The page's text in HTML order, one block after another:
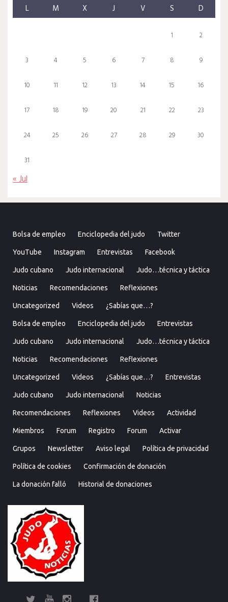
L M X J V S D
1 2
3 4 5 6 7 8 9
10 11 12 13 14 15 16
17 18 19 20 21 22 23
24 25 26 27 28 29 30
31
« Jul
Bolsa de empleo Enciclopedia del judo Twitter
YouTube Instagram Entrevistas Facebook
Judo cubano Judo internacional Judo…técnica y táctica
Noticias Recomendaciones Reflexiones
Uncategorized Videos ¿Sabías que…?
Bolsa de empleo Enciclopedia del judo Entrevistas
Judo cubano Judo internacional Judo…técnica y táctica
Noticias Recomendaciones Reflexiones
Uncategorized Videos ¿Sabías que…? Entrevistas
Judo cubano Judo internacional Noticias
Recomendaciones Reflexiones Videos Actividad
Miembros Forum Registro Forum Activar
Grupos Newsletter Aviso legal Política de privacidad
Política de cookies Confirmación de donación
La donación falló Historial de donaciones